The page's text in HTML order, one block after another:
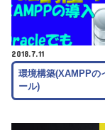
2018.7.11
環境構築(XAMPPの
ール)